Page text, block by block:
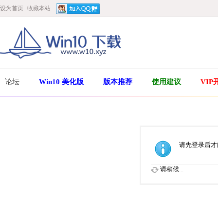
设为首页 收藏本站
论坛 Win10 美化版 版本推荐 使用建议 VIP
请先登录后
请稍候...